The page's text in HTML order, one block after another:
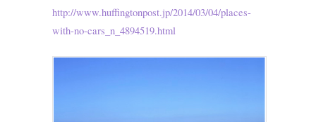
http://www.huffingtonpost.jp/2014/03/04/places-
with-no-cars_n_4894519.html